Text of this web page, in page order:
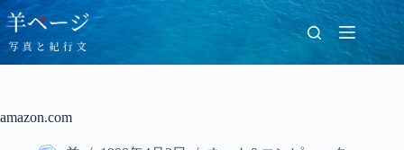
コ
ン
テ
ン
ス
amazon.com